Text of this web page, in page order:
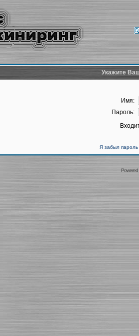
Укажите
Имя:
Пароль:
Я забыл пароль